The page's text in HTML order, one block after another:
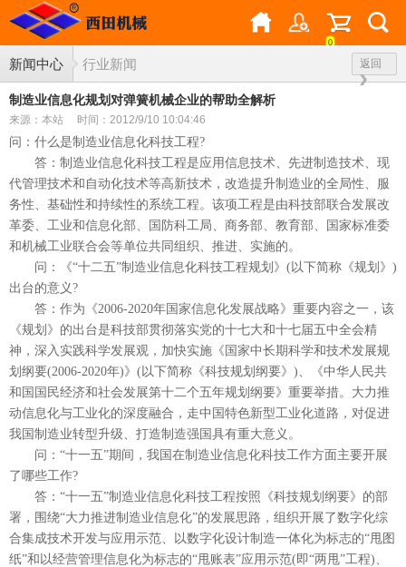
0
新闻中心 返回
行业新闻
制造业信息化规划对弹簧机械企业的帮助全解析
来源：本站 时间：2012/9/10 10:04:46
问：什么是制造业信息化科技工程?
答：制造业信息化科技工程是应用信息技术、先进制造技术、现
代管理技术和自动化技术等高新技术，改造提升制造业的全局性、服
务性、基础性和持续性的系统工程。该项工程是由科技部联合发展改
革委、工业和信息化部、国防科工局、商务部、教育部、国家标准委
和机械工业联合会等单位共同组织、推进、实施的。
问：《“十二五”制造业信息化科技工程规划》(以下简称《规划》)
出台的意义?
答：作为《2006-2020年国家信息化发展战略》重要内容之一，该
《规划》的出台是科技部贯彻落实党的十七大和十七届五中全会精
神，深入实践科学发展观，加快实施《国家中长期科学和技术发展规
划纲要(2006-2020年)》(以下简称《科技规划纲要》)、《中华人民共
和国国民经济和社会发展第十二个五年规划纲要》重要举措。大力推
动信息化与工业化的深度融合，走中国特色新型工业化道路，对促进
我国制造业转型升级、打造制造强国具有重大意义。
问：“十一五”期间，我国在制造业信息化科技工作方面主要开展
了哪些工作?
答：“十一五”制造业信息化科技工程按照《科技规划纲要》的部
署，围绕“大力推进制造业信息化”的发展思路，组织开展了数字化综
合集成技术开发与应用示范、以数字化设计制造一体化为标志的“甩图
纸”和以经营管理信息化为标志的“甩账表”应用示范(即“两甩”工程)、